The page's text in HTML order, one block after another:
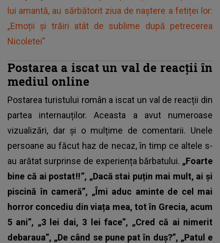
lui amantă, au sărbătorit ziua de naștere a fetiței lor:
„Emoții și trăiri atât de sublime după petrecerea
Nicoletei”
Postarea a iscat un val de reacții în
mediul online
Postarea turistului român a iscat un val de reacții din
partea internauților. Aceasta a avut numeroase
vizualizări, dar și o mulțime de comentarii. Unele
persoane au făcut haz de necaz, în timp ce altele s-
au arătat surprinse de experiența bărbatului. „Foarte
bine că ai postat‼️”, „Dacă stai puțin mai mult, ai și
piscină în cameră”, „Îmi aduc aminte de cel mai
horror concediu din viața mea, tot în Grecia, acum
5 ani”, „3 lei dai, 3 lei face”, „Cred că ai nimerit
debaraua”, „De când se pune pat în duș?”, „Patul e